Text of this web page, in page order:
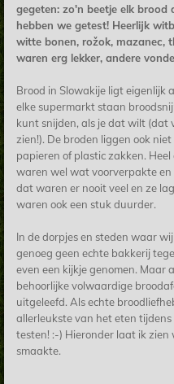
gegeten: zo'n beetje elk brood
hebben we getest! Heerlijk
witte bonen, rožok, mazanec,
waren erg lekker, andere
Brood in Slowakije ligt eigenlijk
elke supermarkt staan
kunt snijden, als je dat wilt (dat
zien!). De broden liggen ook
papieren of plastic zakken.
waren wel wat voorverpakte
dat waren er nooit veel en ze
waren ook een stuk duurder.
In de dorpjes en steden waar
genoeg geen echte bakkerij
even een kijkje genomen. Maar
behoorlijke volwaardige
uitgeleefd. Als echte
allerleukste van het eten
testen! :-) Hieronder laat ik
smaakte.